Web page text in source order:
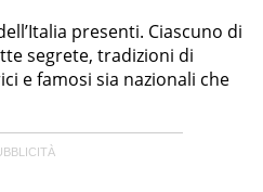
presenti. Ciascuno di
segrete, tradizioni di
e famosi sia nazionali che